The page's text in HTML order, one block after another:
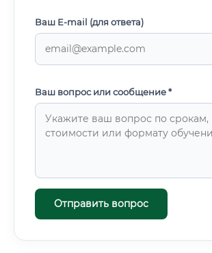
Ваш E-mail (для ответа)
Ваш вопрос или сообщение *
Отправить вопрос